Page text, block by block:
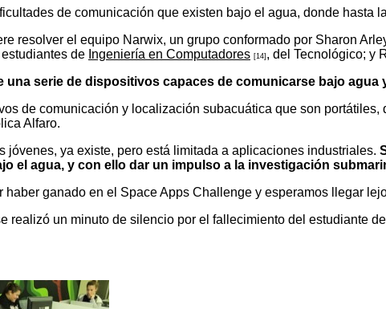
de comunicación que existen bajo el agua, donde hasta
resolver el equipo Narwix, un grupo conformado por Sharon
de Ingeniería en Computadores [14] , del Tecnológico; y
una serie de dispositivos capaces de comunicarse bajo
de comunicación y localización subacuática que son
Alfaro.
jóvenes, ya existe, pero está limitada a aplicaciones industriales.
el agua, y con ello dar un impulso a la investigación
haber ganado en el Space Apps Challenge y esperamos llegar
realizó un minuto de silencio por el fallecimiento del estudiante